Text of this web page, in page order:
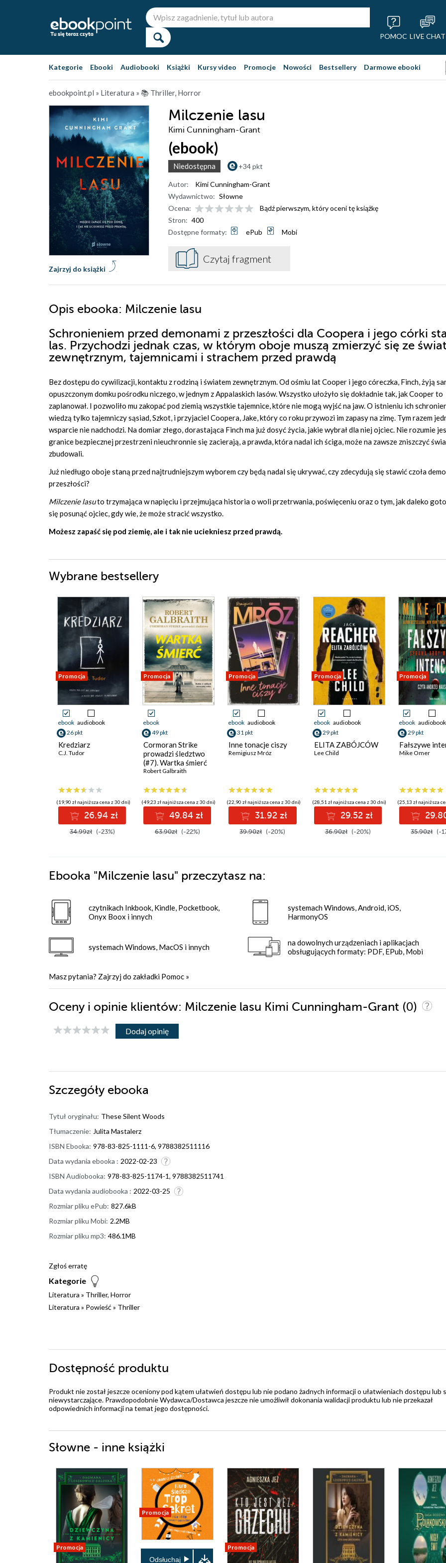
POMOC LIVE CHAT
Kategorie Ebooki Audiobooki Książki Kursy video Promocje Nowości Bestsellery Darmowe ebooki
ebookpoint.pl » Literatura » 📚 Thriller, Horror
Milczenie lasu
Kimi Cunningham-Grant
(ebook)
Niedostępna +34 pkt
Zajrzyj do książki
Autor:
Kimi Cunningham-Grant
Wydawnictwo: Słowne
Ocena:
Bądź pierwszym, który oceni tę książkę
Stron: 400
Dostępne formaty:
ePub Mobi
Czytaj fragment
Opis ebooka: Milczenie lasu
Schronieniem przed demonami z przeszłości dla Coopera i jego córki
las. Przychodzi jednak czas, w którym oboje muszą zmierzyć się ze
zewnętrznym, tajemnicami i strachem przed prawdą
Bez dostępu do cywilizacji, kontaktu z rodziną i światem zewnętrznym. Od ośmiu lat Cooper i jego córeczka, Finch, żyją
opuszczonym domku pośrodku niczego, w jednym z Appalaskich lasów. Wszystko ułożyło się dokładnie tak, jak Cooper to
zaplanował. I pozwoliło mu zakopać pod ziemią wszystkie tajemnice, które nie mogą wyjść na jaw. O istnieniu ich
wiedzą tylko tajemniczy sąsiad, Szkot, i przyjaciel Coopera, Jake, który co roku przywozi im zapasy na zimę. Tym razem
wsparcie nie nadchodzi. Na domiar złego, dorastająca Finch ma już dosyć życia, jakie wybrał dla niej ojciec. Nie rozumie
granice bezpiecznej przestrzeni nieuchronnie się zacierają, a prawda, która nadal ich ściga, może na zawsze zniszczyć
zbudowali.
Już niedługo oboje staną przed najtrudniejszym wyborem czy będą nadal się ukrywać, czy zdecydują się stawić czoła
przeszłości?
Milczenie lasuto trzymająca w napięciu i przejmująca historia o woli przetrwania, poświęceniu oraz o tym, jak daleko
się posunąć ojciec, gdy wie, że może stracić wszystko.
Możesz zapaść się pod ziemię, ale i tak nie uciekniesz przed prawdą.
Wybrane bestsellery
Promocja
ebook audiobook
26 pkt
Kredziarz
C.J. Tudor
(19,90 zł najniższa cena z 30 dni)
26.94 zł
34.99zł (-23%)
Promocja
ebook
49 pkt
Cormoran Strike
prowadzi śledztwo
(#7). Wartka śmierć
Robert Galbraith
(49,23 zł najniższa cena z 30 dni)
49.84 zł
63.90zł (-22%)
Promocja
ebook audiobook
31 pkt
Inne tonacje ciszy
Remigiusz Mróz
(22,90 zł najniższa cena z 30 dni)
31.92 zł
39.90zł (-20%)
Promocja
ebook audiobook
29 pkt
ELITA ZABÓJCÓW
Lee Child
(28,51 zł najniższa cena z 30 dni)
29.52 zł
36.90zł (-20%)
Promocja
ebook audiobook
29 pkt
Fałszywe
Mike Omer
(25,13 zł najniższa
35.90zł (-
Ebooka "Milczenie lasu" przeczytasz na:
czytnikach Inkbook, Kindle, Pocketbook,
Onyx Boox i innych
systemach Windows, MacOS i innych
systemach Windows, Android, iOS,
HarmonyOS
na dowolnych urządzeniach i aplikacjach
obsługujących formaty: PDF, EPub, Mobi
Masz pytania? Zajrzyj do zakładki Pomoc »
Oceny i opinie klientów: Milczenie lasu Kimi Cunningham-Grant (0)
Dodaj opinię
Szczegóły ebooka
Tytuł oryginału: These Silent Woods
Tłumaczenie: Julita Mastalerz
ISBN Ebooka: 978-83-825-1111-6, 9788382511116
Data wydania ebooka : 2022-02-23
ISBN Audiobooka: 978-83-825-1174-1, 9788382511741
Data wydania audiobooka : 2022-03-25
Rozmiar pliku ePub: 827.6kB
Rozmiar pliku Mobi: 2.2MB
Rozmiar pliku mp3: 486.1MB
Zgłoś erratę
Kategorie
Literatura » Thriller, Horror
Literatura » Powieść » Thriller
Dostępność produktu
Produkt nie został jeszcze oceniony pod kątem ułatwień dostępu lub nie podano żadnych informacji o ułatwieniach dostępu lub
niewystarczające. Prawdopodobnie Wydawca/Dostawca jeszcze nie umożliwił dokonania walidacji produktu lub nie przekazał
odpowiednich informacji na temat jego dostępności.
Słowne - inne książki
Promocja
Promocja
Odsłuchaj
Promocja